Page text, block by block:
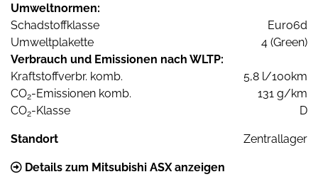
Umweltnormen:
Schadstoffklasse
Euro6d
Umweltplakette
4 (Green)
Verbrauch und Emissionen nach WLTP:
Kraftstoffverbr. komb.
5,8 l/100km
CO2-Emissionen komb.
131 g/km
CO2-Klasse D
Standort Zentrallager
Details zum Mitsubishi ASX anzeigen